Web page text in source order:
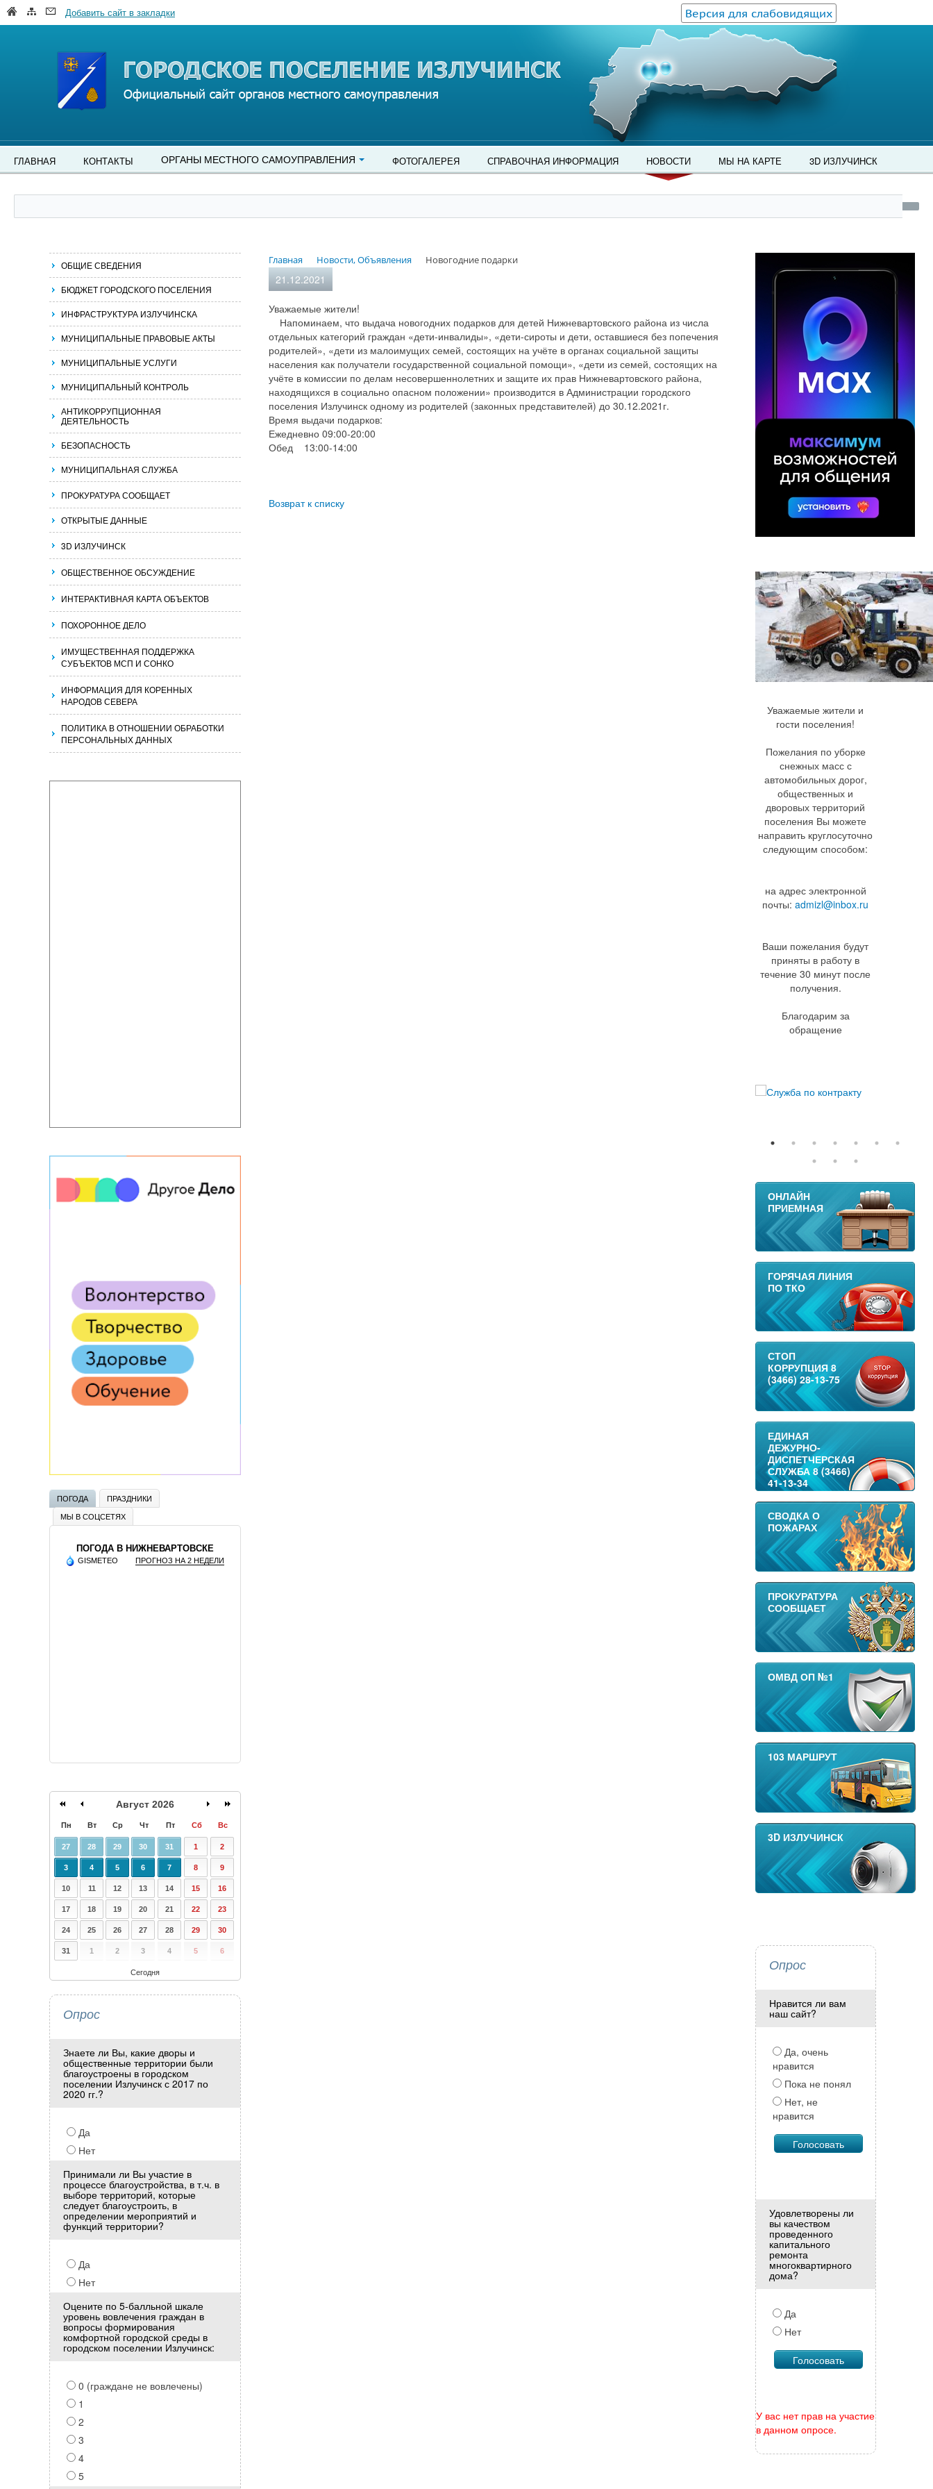
Версия для слабовидящих
Добавить сайт в закладки
ГЛАВНАЯ КОНТАКТЫ ОРГАНЫ МЕСТНОГО САМОУПРАВЛЕНИЯ ФОТОГАЛЕРЕЯ СПРАВОЧНАЯ ИНФОРМАЦИЯ НОВОСТИ МЫ НА КАРТЕ 3D ИЗЛУЧИНСК
Главная Новости, Объявления Новогодние подарки
21.12.2021
Уважаемые жители!
Напоминаем, что выдача новогодних подарков для детей Нижневартовского района из числа
отдельных категорий граждан «дети-инвалиды», «дети-сироты и дети, оставшиеся без попечения
родителей», «дети из малоимущих семей, состоящих на учёте в органах социальной защиты
населения как получатели государственной социальной помощи», «дети из семей, состоящих на
учёте в комиссии по делам несовершеннолетних и защите их прав Нижневартовского района,
находящихся в социально опасном положении» производится в Администрации городского
поселения Излучинск одному из родителей (законных представителей) до 30.12.2021г.
Время выдачи подарков:
Ежедневно 09:00-20:00
Обед 13:00-14:00
Возврат к списку
ОБЩИЕ СВЕДЕНИЯ
БЮДЖЕТ ГОРОДСКОГО ПОСЕЛЕНИЯ
ИНФРАСТРУКТУРА ИЗЛУЧИНСКА
МУНИЦИПАЛЬНЫЕ ПРАВОВЫЕ АКТЫ
МУНИЦИПАЛЬНЫЕ УСЛУГИ
МУНИЦИПАЛЬНЫЙ КОНТРОЛЬ
АНТИКОРРУПЦИОННАЯ
ДЕЯТЕЛЬНОСТЬ
БЕЗОПАСНОСТЬ
МУНИЦИПАЛЬНАЯ СЛУЖБА
ПРОКУРАТУРА СООБЩАЕТ
ОТКРЫТЫЕ ДАННЫЕ
3D ИЗЛУЧИНСК
ОБЩЕСТВЕННОЕ ОБСУЖДЕНИЕ
ИНТЕРАКТИВНАЯ КАРТА ОБЪЕКТОВ
ПОХОРОННОЕ ДЕЛО
ИМУЩЕСТВЕННАЯ ПОДДЕРЖКА
СУБЪЕКТОВ МСП И СОНКО
ИНФОРМАЦИЯ ДЛЯ КОРЕННЫХ
НАРОДОВ СЕВЕРА
ПОЛИТИКА В ОТНОШЕНИИ ОБРАБОТКИ
ПЕРСОНАЛЬНЫХ ДАННЫХ
ПОГОДА
ПРАЗДНИКИ
МЫ В СОЦСЕТЯХ
ПОГОДА В НИЖНЕВАРТОВСКЕ
GISMETEO ПРОГНОЗ НА 2 НЕДЕЛИ
Август 2026
Пн Вт Ср Чт Пт Сб Вс
27 28 29 30 31 1 2
3 4 5 6 7 8 9
10 11 12 13 14 15 16
17 18 19 20 21 22 23
24 25 26 27 28 29 30
31 1 2 3 4 5 6
Сегодня
Опрос
Знаете ли Вы, какие дворы и
общественные территории были
благоустроены в городском
поселении Излучинск с 2017 по
2020 гг.?
Да
Нет
Принимали ли Вы участие в
процессе благоустройства, в т.ч. в
выборе территорий, которые
следует благоустроить, в
определении мероприятий и
функций территории?
Да
Нет
Оцените по 5-балльной шкале
уровень вовлечения граждан в
вопросы формирования
комфортной городской среды в
городском поселении Излучинск:
0 (граждане не вовлечены)
1
2
3
4
5
Уважаемые жители и
гости поселения!
Пожелания по уборке
снежных масс с
автомобильных дорог,
общественных и
дворовых территорий
поселения Вы можете
направить круглосуточно
следующим способом:
на адрес электронной
почты:admizl@inbox.ru
Ваши пожелания будут
приняты в работу в
течение 30 минут после
получения.
Благодарим за
обращение
11
ОНЛАЙН
ПРИЕМНАЯ
ГОРЯЧАЯ ЛИНИЯ
ПО ТКО
СТОП
КОРРУПЦИЯ 8
(3466) 28-13-75
ЕДИНАЯ
ДЕЖУРНО-
ДИСПЕТЧЕРСКАЯ
СЛУЖБА 8 (3466)
41-13-34
СВОДКА О
ПОЖАРАХ
ПРОКУРАТУРА
СООБЩАЕТ
ОМВД ОП №1
103 МАРШРУТ
3D ИЗЛУЧИНСК
Опрос
Нравится ли вам
наш сайт?
Да, очень
нравится
Пока не понял
Нет, не
нравится
Удовлетворены ли
вы качеством
проведенного
капитального
ремонта
многоквартирного
дома?
Да
Нет
У вас нет прав на участие
в данном опросе.